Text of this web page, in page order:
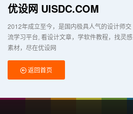
优设网 UISDC.COM
2012年成立至今，是国内极具人气的设计师交
流学习平台 看设计文章，学软件教程，找灵感
素材，尽在优设网
返回首页